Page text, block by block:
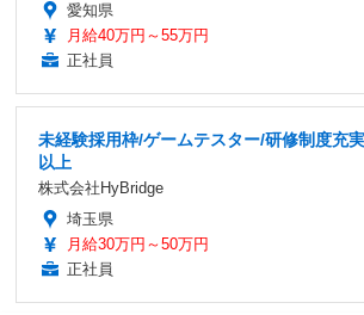
愛知県
月給40万円～55万円
正社員
未経験採用枠/ゲームテスター/研修制度充
以上
株式会社HyBridge
埼玉県
月給30万円～50万円
正社員